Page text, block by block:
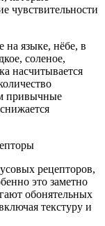
чувствительности
языке, нёбе, в
соленое,
насчитывается
привычные
рецепторов,
это заметно
обонятельных
текстуру и